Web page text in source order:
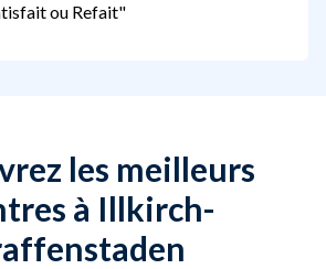
ou Refait"
les meilleurs
à Illkirch-